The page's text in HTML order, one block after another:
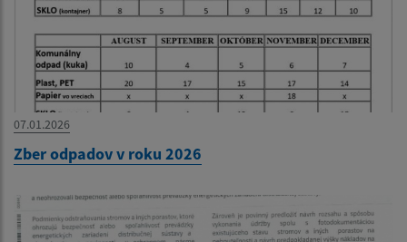
07.01.2026
Zber odpadov v roku 2026